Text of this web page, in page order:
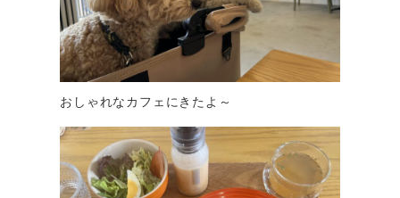
おしゃれなカフェにきたよ～